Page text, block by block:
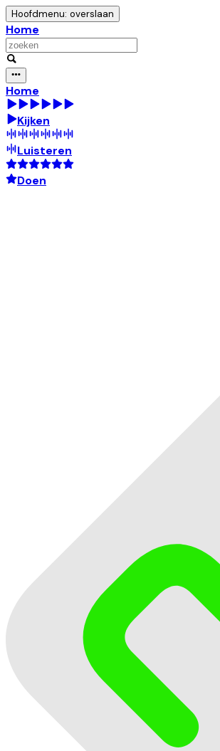
Hoofdmenu: overslaan
Home
Home
Kijken
Luisteren
Doen